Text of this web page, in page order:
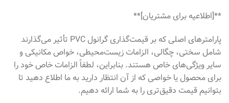
**[اطلاعیه برای مشتریان]**
پارامترهای اصلی که بر قیمت‌گذاری گرانول PVC تأثیر می‌گذارند
شامل سختی، چگالی، الزامات زیست‌محیطی، خواص مکانیکی و
سایر ویژگی‌های خاص هستند. بنابراین، لطفاً الزامات خاص خود را
برای محصول یا خواصی که از آن انتظار دارید به ما اطلاع دهید تا
بتوانیم قیمت دقیق‌تری را به شما ارائه دهیم.